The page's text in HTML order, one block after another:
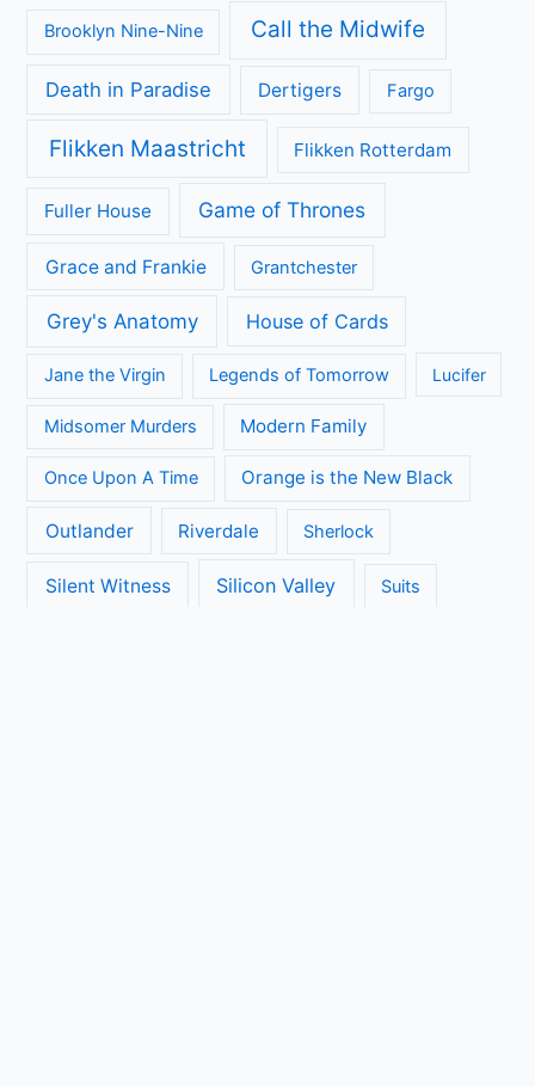
Brooklyn Nine-Nine Call the Midwife
Death in Paradise Dertigers Fargo
Flikken Maastricht Flikken Rotterdam
Fuller House Game of Thrones
Grace and Frankie Grantchester
Grey's Anatomy House of Cards
Jane the Virgin Legends of Tomorrow Lucifer
Midsomer Murders Modern Family
Once Upon A Time Orange is the New Black
Outlander Riverdale Sherlock
Silent Witness Silicon Valley Suits